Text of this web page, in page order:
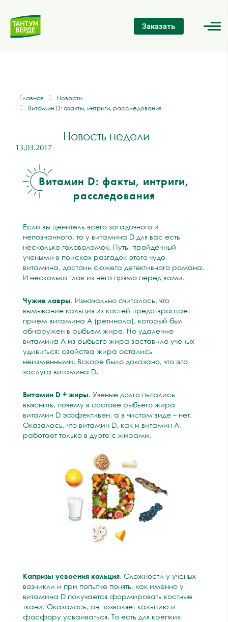
Заказать
Главная
Новости
Витамин D: факты, интриги, расследования
Новость недели
13.03.2017
Витамин D: факты, интриги,
расследования
Если вы ценитель всего загадочного и
непознанного, то у витамина D для вас есть
несколько головоломок. Путь, пройденный
учеными в поисках разгадок этого чудо-
витамина, достоин сюжета детективного романа.
И несколько глав из него прямо перед вами.
Чужие лавры. Изначально считалось, что
вымывание кальция из костей предотвращает
прием витамина А (ретинола), который был
обнаружен в рыбьем жире. Но удаление
витамина А из рыбьего жира заставило ученых
удивиться: свойства жира остались
неизменными. Вскоре было доказано, что это
заслуга витамина D.
Витамин D + жиры. Ученые долго пытались
выяснить, почему в составе рыбьего жира
витамин D эффективен, а в чистом виде – нет.
Оказалось, что витамин D, как и витамин А,
работает только в дуэте с жирами.
Капризы усвоения кальция. Сложности у ученых
возникли и при попытке понять, как именно у
витамина D получается формировать костные
ткани. Оказалось, он позволяет кальцию и
фосфору усваиваться. То есть для крепких